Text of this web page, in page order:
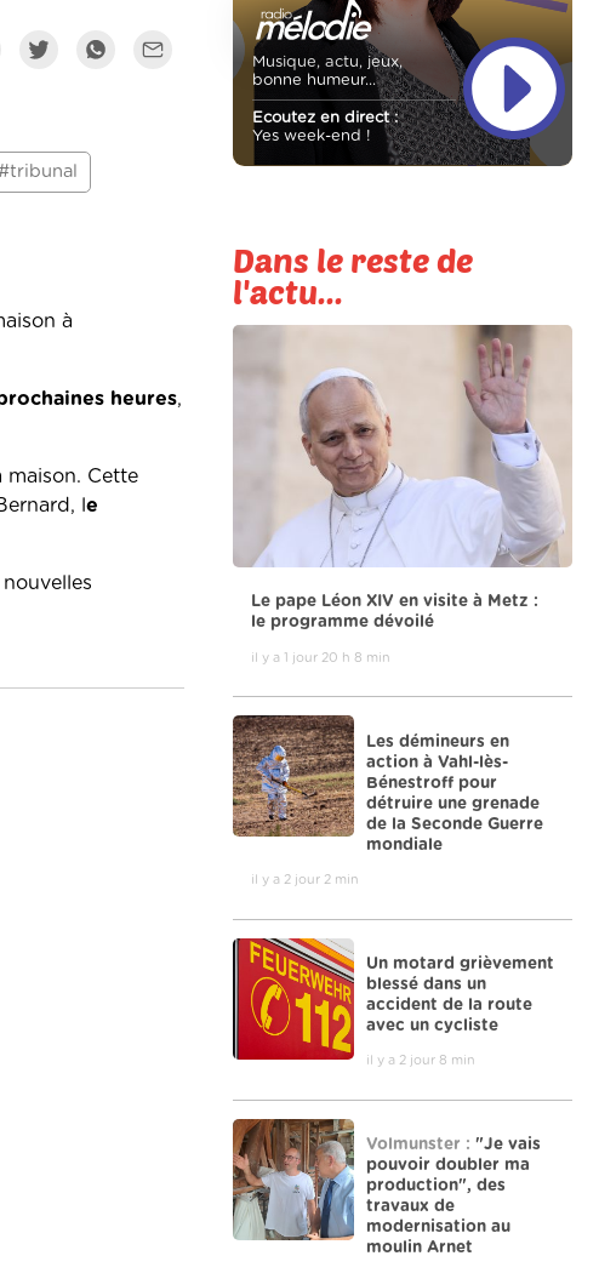
à
heures,
Cette
le
nouvelles
Musique, actu, jeux,
bonne humeur...
Ecoutez en direct :
Yes week-end !
Dans le reste de
l'actu...
Le pape Léon XIV en visite à Metz :
le programme dévoilé
il y a 1 jour 20 h 8 min
Les démineurs en
action à Vahl-lès-
Bénestroff pour
détruire une grenade
de la Seconde Guerre
mondiale
il y a 2 jour 2 min
Un motard grièvement
blessé dans un
accident de la route
avec un cycliste
il y a 2 jour 8 min
Volmunster : "Je vais
pouvoir doubler ma
production", des
travaux de
modernisation au
moulin Arnet